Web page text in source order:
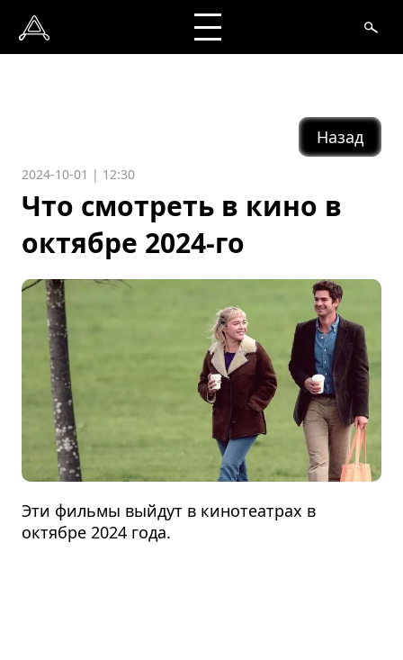
Назад
2024-10-01 | 12:30
Что смотреть в кино в
октябре 2024-го
Эти фильмы выйдут в кинотеатрах в
октябре 2024 года.